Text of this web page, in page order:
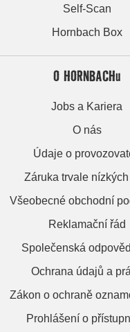
Self-Scan
Hornbach Box
O HORNBACHu
Jobs a Kariera
O nás
Údaje o
Záruka trvale
Všeobecné obchodní
Reklamační řád
Společenská
Ochrana údajů a
Zákon o ochraně
Prohlášení o